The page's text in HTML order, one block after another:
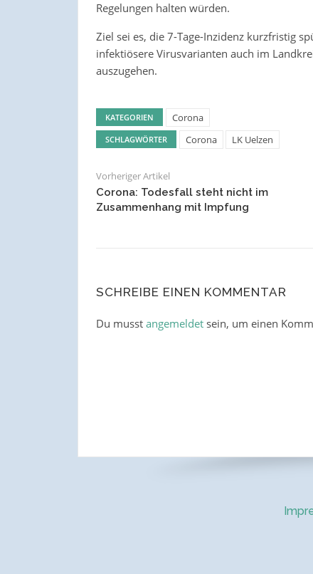
Regelungen halten würden.
Ziel sei es, die 7-Tage-Inzidenz kurzfristig
infektiösere Virusvarianten auch im
auszugehen.
KATEGORIEN Corona
SCHLAGWÖRTER Corona LK Uelzen
Vorheriger Artikel
Corona: Todesfall steht nicht im
Zusammenhang mit Impfung
SCHREIBE EINEN KOMMENTAR
Du musst angemeldetsein, um einen